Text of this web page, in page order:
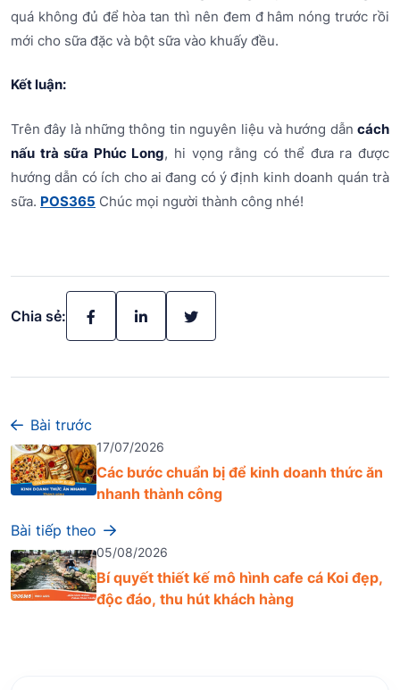
quá không đủ để hòa tan thì nên đem đ hâm nóng trước rồi
mới cho sữa đặc và bột sữa vào khuấy đều.
Kết luận:
Trên đây là những thông tin nguyên liệu và hướng dẫn cách
nấu trà sữa Phúc Long, hi vọng rằng có thể đưa ra được
hướng dẫn có ích cho ai đang có ý định kinh doanh quán trà
sữa. POS365 Chúc mọi người thành công nhé!
Chia sẻ:
Bài trước
17/07/2026
Các bước chuẩn bị để kinh doanh thức ăn
nhanh thành công
Bài tiếp theo
05/08/2026
Bí quyết thiết kế mô hình cafe cá Koi đẹp,
độc đáo, thu hút khách hàng